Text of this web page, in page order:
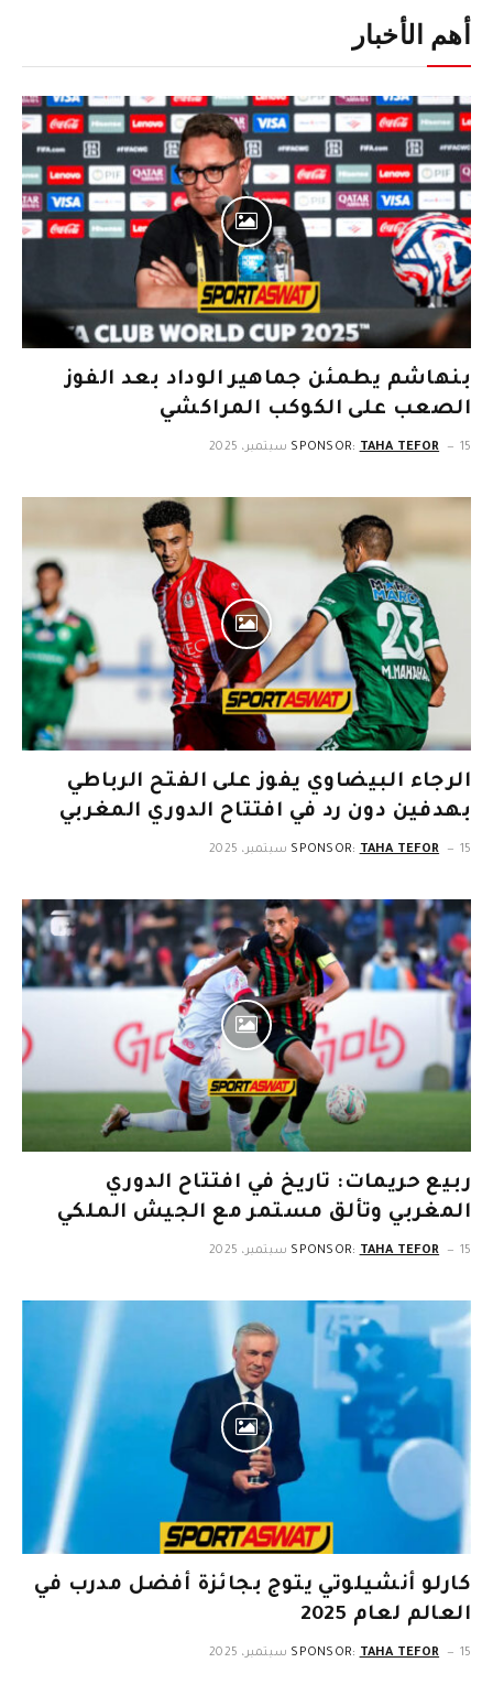
أهم الأخبار
بنهاشم يطمئن جماهير الوداد بعد الفوز
الصعب على الكوكب المراكشي
SPONSOR: TAHA TEFOR 15 سبتمبر، 2025
الرجاء البيضاوي يفوز على الفتح الرباطي
بهدفين دون رد في افتتاح الدوري المغربي
SPONSOR: TAHA TEFOR 15 سبتمبر، 2025
ربيع حريمات: تاريخ في افتتاح الدوري
المغربي وتألق مستمر مع الجيش الملكي
SPONSOR: TAHA TEFOR 15 سبتمبر، 2025
كارلو أنشيلوتي يتوج بجائزة أفضل مدرب في
العالم لعام 2025
SPONSOR: TAHA TEFOR 15 سبتمبر، 2025